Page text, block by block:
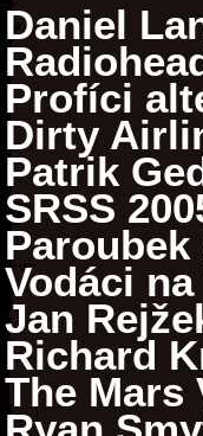
Daniel
Profíci
Dirty
Patrik
SRSS
Vodáci
Jan
Richard
The Mars